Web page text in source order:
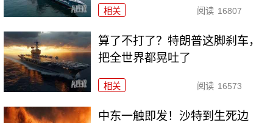
相关 阅读 16807
算了不打了？特朗普这脚刹车，
把全世界都晃吐了
相关 阅读 16573
中东一触即发！沙特到生死边